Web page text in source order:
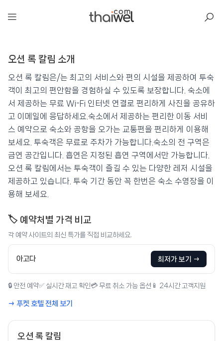
오션 록 칼림
📍 푸켓★★★ ⭐ 9.2
💰 최저가 확인 · 예약하기
오션 록 칼림 소개
오션 록 칼림은/는 최고의 서비스와 편의 시설을 제공하여 투숙
객이 최고의 편안함을 경험하실 수 있도록 보장합니다. 숙소에
서 제공하는 무료 Wi-Fi 인터넷 연결로 편리하게 사진을 공유하
고 이메일에 응답하세요.숙소에서 제공하는 편리한 이동 서비
스 예약으로 숙소와 공항을 오가는 교통편을 편리하게 이용해
보세요. 투숙객은 무료로 주차가 가능합니다.숙소의 전 구역은
금연 공간입니다. 흡연은 지정된 흡연 구역에서만 가능합니다.
오션 록 칼림에서는 투숙객이 즐길 수 있는 다양한 레저 시설을
제공하고 있습니다. 투숙 기간 동안 꼭 한번은 숙소 수영장을 이
용해 보세요.
🏷️ 예약처별 가격 비교
각 예약 사이트의 최신 특가를 직접 비교하세요.
아고다 최저가 보기 →
🔒 안전 예약✅ 실시간 재고 확인 💳 무료 취소 가능 옵션 📱 24시간 고객지원
→ 푸켓 호텔 전체 보기
오션 록 칼림